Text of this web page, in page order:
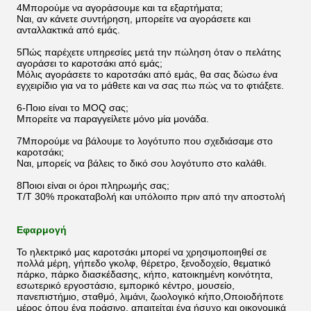
4Μπορούμε να αγοράσουμε και τα εξαρτήματα;
Ναι, αν κάνετε συντήρηση, μπορείτε να αγοράσετε και
ανταλλακτικά από εμάς.
5Πώς παρέχετε υπηρεσίες μετά την πώληση όταν ο πελάτης
αγοράσει το καροτσάκι από εμάς;
Μόλις αγοράσετε το καροτσάκι από εμάς, θα σας δώσω ένα
εγχειρίδιο για να το μάθετε και να σας πω πώς να το φτιάξετε.
6-Ποιο είναι το MOQ σας;
Μπορείτε να παραγγείλετε μόνο μία μονάδα.
7Μπορούμε να βάλουμε το λογότυπο που σχεδιάσαμε στο
καροτσάκι;
Ναι, μπορείς να βάλεις το δικό σου λογότυπο στο καλάθι.
8Ποιοι είναι οι όροι πληρωμής σας;
T/T 30% προκαταβολή και υπόλοιπο πριν από την αποστολή
Εφαρμογή
Το ηλεκτρικό μας καροτσάκι μπορεί να χρησιμοποιηθεί σε
πολλά μέρη, γήπεδο γκολφ, θέρετρο, ξενοδοχείο, θεματικό
πάρκο, πάρκο διασκέδασης, κήπο, κατοικημένη κοινότητα,
εσωτερικό εργοστάσιο, εμπορικό κέντρο, μουσείο,
πανεπιστήμιο, σταθμό, λιμάνι, ζωολογικό κήπο,Οποιοδήποτε
μέρος όπου ένα πράσινο, απαιτείται ένα ήσυχο και οικονομικά